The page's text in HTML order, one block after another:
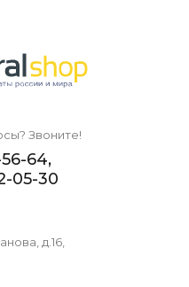
Звоните!
64,
05-30
д.16,